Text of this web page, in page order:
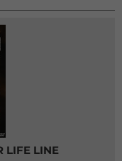
LIFE LINE